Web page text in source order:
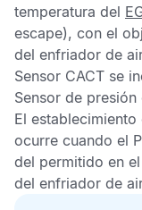
temperatura del
escape), con el
del enfriador de
Sensor CACT se
Sensor de
El establecimiento
ocurre cuando el
del permitido en
del enfriador de